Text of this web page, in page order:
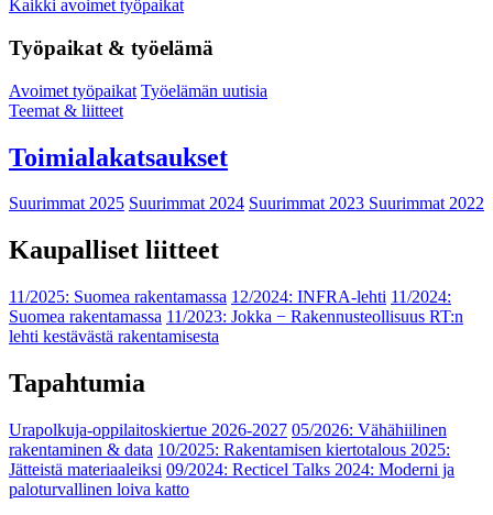
Kaikki avoimet työpaikat
Työpaikat & työelämä
Avoimet työpaikat Työelämän uutisia
Teemat & liitteet
Toimialakatsaukset
Suurimmat 2025 Suurimmat 2024 Suurimmat 2023 Suurimmat 2022
Kaupalliset liitteet
11/2025: Suomea rakentamassa 12/2024: INFRA-lehti 11/2024:
Suomea rakentamassa 11/2023: Jokka − Rakennusteollisuus RT:n
lehti kestävästä rakentamisesta
Tapahtumia
Urapolkuja-oppilaitoskiertue 2026-2027 05/2026: Vähähiilinen
rakentaminen & data 10/2025: Rakentamisen kiertotalous 2025:
Jätteistä materiaaleiksi 09/2024: Recticel Talks 2024: Moderni ja
paloturvallinen loiva katto